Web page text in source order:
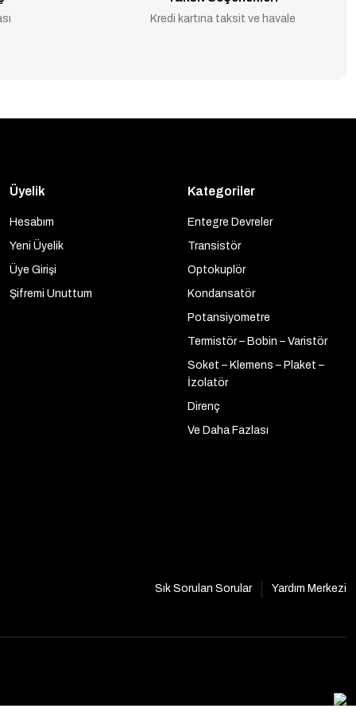
Kredi kartına taksit ve havale
Üyelik
Hesabım
Yeni Üyelik
Üye Girişi
Şifremi Unuttum
Kategoriler
Entegre Devreler
Transistör
Optokuplör
Kondansatör
Potansiyometre
Termistör – Bobin – Varistör
Soket – Klemens – Plaket –
İzolatör
Direnç
Ve Daha Fazlası
Sık Sorulan Sorular
Yardım Merkezi